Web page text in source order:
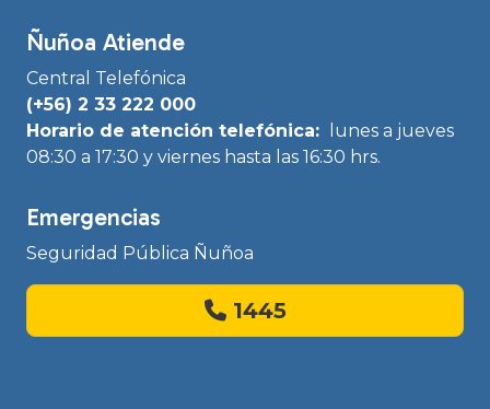
Ñuñoa Atiende
Central Telefónica
(+56) 2 33 222 000
Horario de atención telefónica:
lunes a jueves
08:30 a 17:30 y viernes hasta las 16:30 hrs.
Emergencias
Seguridad Pública Ñuñoa
1445